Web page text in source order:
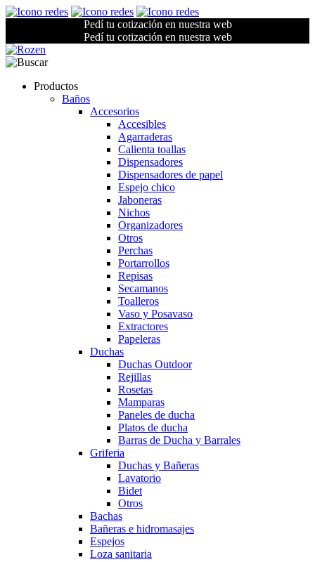
Pedí tu cotización en nuestra web
Pedí tu cotización en nuestra web
Productos
Baños
Accesorios
Accesibles
Agarraderas
Calienta toallas
Dispensadores
Dispensadores de papel
Espejo chico
Jaboneras
Nichos
Organizadores
Otros
Perchas
Portarrollos
Repisas
Secamanos
Toalleros
Vaso y Posavaso
Extractores
Papeleras
Duchas
Duchas Outdoor
Rejillas
Rosetas
Mamparas
Paneles de ducha
Platos de ducha
Barras de Ducha y Barrales
Griferia
Duchas y Bañeras
Lavatorio
Bidet
Otros
Bachas
Bañeras e hidromasajes
Espejos
Loza sanitaria